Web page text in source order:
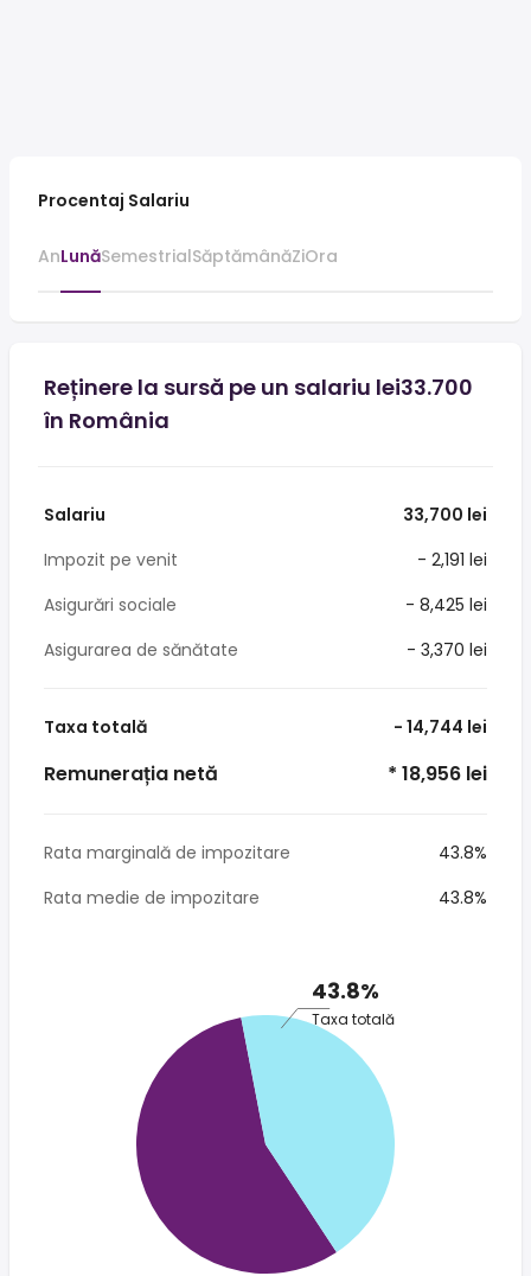
Procentaj Salariu
AnLunăSemestrialSăptămânăZiOra
Reținere la sursă pe un salariu lei33.700
în România
Salariu
33,700 lei
Impozit pe venit
- 2,191 lei
Asigurări sociale
- 8,425 lei
Asigurarea de sănătate
- 3,370 lei
Taxa totală - 14,744 lei
Remunerația netă * 18,956 lei
Rata marginală de impozitare
43.8%
Rata medie de impozitare
43.8%
43.8%
Taxa totală